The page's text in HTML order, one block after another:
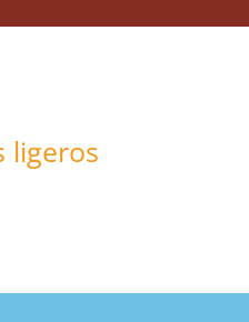
ligeros